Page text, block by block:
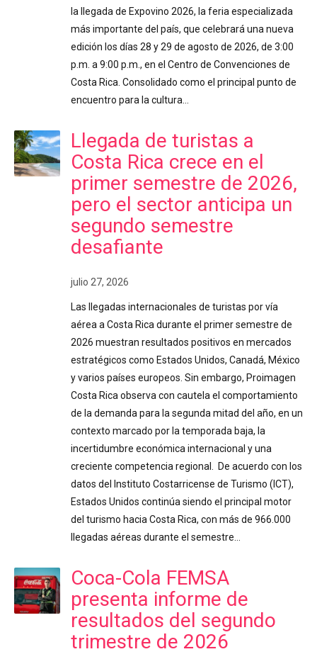
la llegada de Expovino 2026, la feria especializada
más importante del país, que celebrará una nueva
edición los días 28 y 29 de agosto de 2026, de 3:00
p.m. a 9:00 p.m., en el Centro de Convenciones de
Costa Rica. Consolidado como el principal punto de
encuentro para la cultura…
Llegada de turistas a
Costa Rica crece en el
primer semestre de 2026,
pero el sector anticipa un
segundo semestre
desafiante
julio 27, 2026
Las llegadas internacionales de turistas por vía
aérea a Costa Rica durante el primer semestre de
2026 muestran resultados positivos en mercados
estratégicos como Estados Unidos, Canadá, México
y varios países europeos. Sin embargo, Proimagen
Costa Rica observa con cautela el comportamiento
de la demanda para la segunda mitad del año, en un
contexto marcado por la temporada baja, la
incertidumbre económica internacional y una
creciente competencia regional. De acuerdo con los
datos del Instituto Costarricense de Turismo (ICT),
Estados Unidos continúa siendo el principal motor
del turismo hacia Costa Rica, con más de 966.000
llegadas aéreas durante el semestre…
Coca-Cola FEMSA
presenta informe de
resultados del segundo
trimestre de 2026